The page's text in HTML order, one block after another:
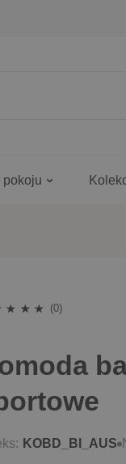
pokoju
(0)
KOBD_BI_AUS